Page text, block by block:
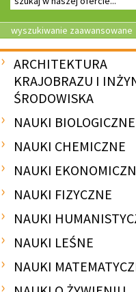
wyszukiwanie zaawansowane
ARCHITEKTURA
KRAJOBRAZU I
ŚRODOWISKA
NAUKI BIOLOGICZNE
NAUKI CHEMICZNE
NAUKI
NAUKI FIZYCZNE
NAUKI
NAUKI LEŚNE
NAUKI